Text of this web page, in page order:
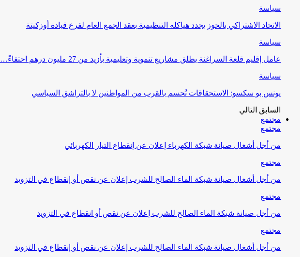
سياسة
الاتحاد الاشتراكي بالحوز يجدد هياكله التنظيمية بعقد الجمع العام لفرع قيادة أوزكيتة
سياسة
عامل إقليم قلعة السراغنة يطلق مشاريع تنموية وتعليمية بأزيد من 27 مليون درهم احتفاءً…
سياسة
يونس بو سكسو: الاستحقاقات تُحسم بالقرب من المواطنين لا بالتراشق السياسي
السابق التالي
مجتمع
مجتمع
من أجل أشغال صيانة شبكة الكهرباء إعلان عن إنقطاع التيار الكهربائي
مجتمع
من أجل أشغال صيانة شبكة الماء الصالح للشرب إعلان عن نقص أو إنقطاع في التزويد
مجتمع
من أجل صيانة شبكة الماء الصالح للشرب إعلان عن نقص أو انقطاع في التزويد
مجتمع
من أجل أشغال صيانة شبكة الماء الصالح للشرب إعلان عن نقص أو إنقطاع في التزويد